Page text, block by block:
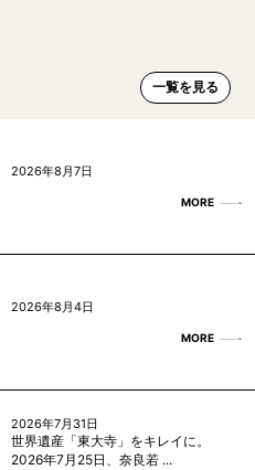
一覧を見る
2026年8月7日
MORE
2026年8月4日
MORE
2026年7月31日
世界遺産「東大寺」をキレイに。
2026年7月25日、奈良若 ...